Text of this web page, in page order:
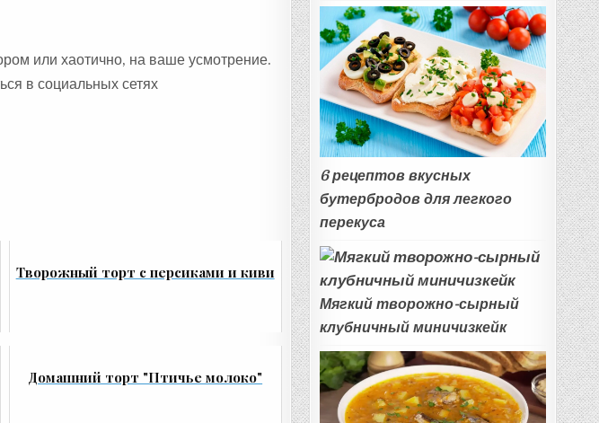
или хаотично, на ваше усмотрение.
в социальных сетях
Творожный торт с персиками и киви
Домашний торт "Птичье молоко"
6 рецептов вкусных
бутербродов для легкого
перекуса
Мягкий творожно-сырный
клубничный миничизкейк